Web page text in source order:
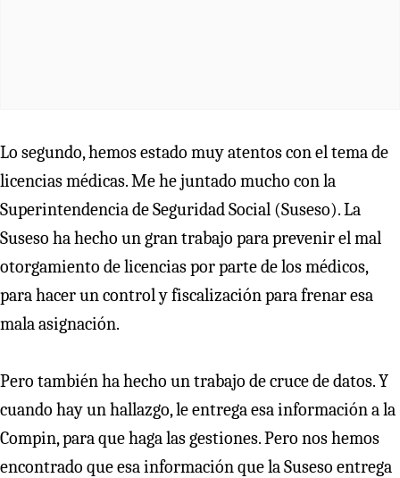
Lo segundo, hemos estado muy atentos con el tema de
licencias médicas. Me he juntado mucho con la
Superintendencia de Seguridad Social (Suseso). La
Suseso ha hecho un gran trabajo para prevenir el mal
otorgamiento de licencias por parte de los médicos,
para hacer un control y fiscalización para frenar esa
mala asignación.
Pero también ha hecho un trabajo de cruce de datos. Y
cuando hay un hallazgo, le entrega esa información a la
Compin, para que haga las gestiones. Pero nos hemos
encontrado que esa información que la Suseso entrega